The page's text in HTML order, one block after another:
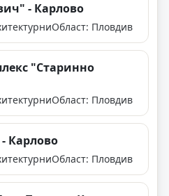
- Карлово
Област: Пловдив
"Старинно
Област: Пловдив
Карлово
Област: Пловдив